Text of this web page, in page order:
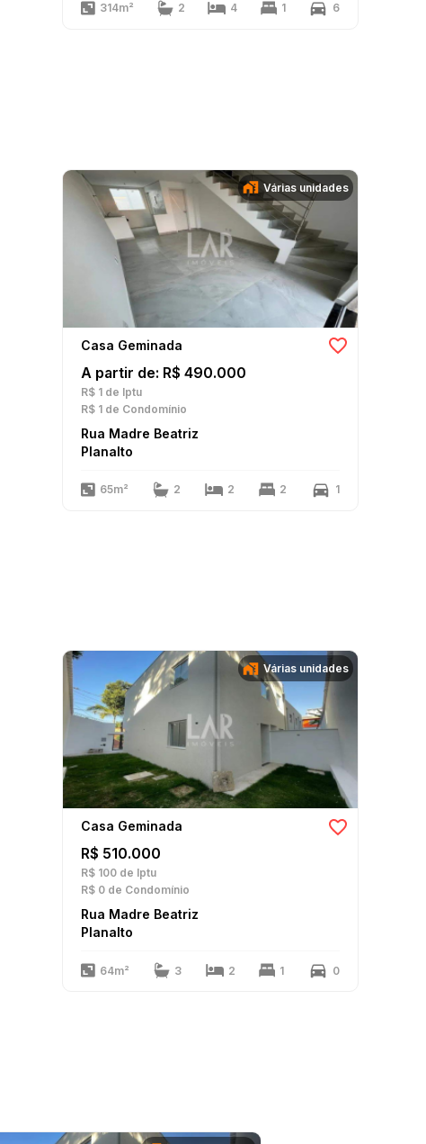
314m² 2 4 1 6
Várias unidades
Casa Geminada
A partir de: R$ 490.000
R$ 1 de Iptu
R$ 1 de Condomínio
Rua Madre Beatriz
Planalto
65m² 2 2 2 1
Várias unidades
Casa Geminada
R$ 510.000
R$ 100 de Iptu
R$ 0 de Condomínio
Rua Madre Beatriz
Planalto
64m² 3 2 1 0